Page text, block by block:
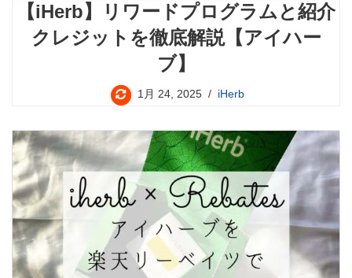
【iHerb】リワードプログラムと紹介
クレジットを徹底解説【アイハー
ブ】
1月 24, 2025 iHerb